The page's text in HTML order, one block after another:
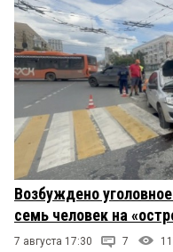
Возбуждено
семь человек на
7 августа 17:30 7